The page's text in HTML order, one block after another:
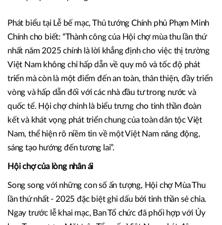
trực tiếp tư vấn thiết kế tổng thể không gian hội chợ, hỗ
trợ hạ tầng mặt bằng, hệ thống điện nước, an ninh và vệ
sinh, góp phần đảm bảo sự vận hành trơn tru, chuẩn mực
của sự kiện tầm quốc gia.
Phát biểu tại Lễ bế mạc, Thủ tướng Chính phủ Phạm Minh
Chính cho biết: “Thành công của Hội chợ mùa thu lần thứ
nhất năm 2025 chính là lời khẳng định cho việc thị trường
Việt Nam không chỉ hấp dẫn về quy mô và tốc độ phát
triển mà còn là một điểm đến an toàn, thân thiện, đầy triển
quốc tế. Hội chợ chính là biểu trưng cho tinh thần đoàn
kết và khát vọng phát triển chung của toàn dân tộc Việt
Nam, thể hiện rõ niềm tin về một Việt Nam năng động,
sáng tạo hướng đến tương lai”.